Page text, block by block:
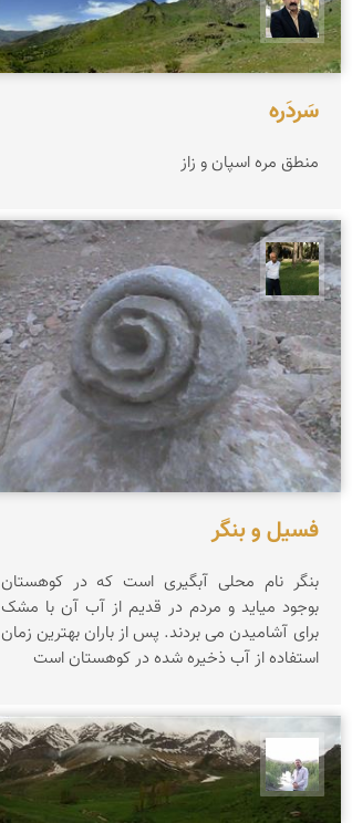
عدنان مرادی
سَردَره
منطق مره اسپان و زاز
عبدل شعبانی
فسیل و بنگر
بنگر نام محلی آبگیری است که در کوهستان
بوجود میاید و مردم در قدیم از آب آن با مشک
برای آشامیدن می بردند. پس از باران بهترین زمان
استفاده از آب ذخیره شده در کوهستان است
مهرداد زینلیان